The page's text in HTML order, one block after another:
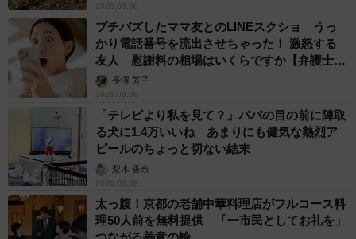
2026.08.08
プチバズしたママ友とのLINEスクショ うっ
かり電話番号を流出させちゃった！ 激怒する
友人 慰謝料の相場はいくらですか【弁護士が
解説】長澤 芳子
2026.08.08
「テレビより私を見て？」パパの目の前に陣取
る犬に1.4万いいね あまりにも健気な熱烈ア
ピールのちょっと切ない結末
梨木 香奈
2026.08.08
太っ腹！京都の老舗中華料理店がフルコース料
理50人前を無料提供 「一市民としてお礼を」